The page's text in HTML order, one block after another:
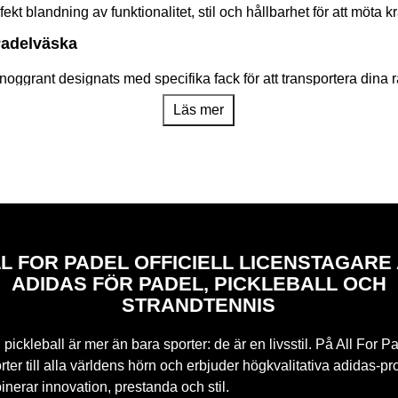
blandning av funktionalitet, stil och hållbarhet för att möta
designats med specifika fack för att transportera dina
distribution ger enkel åtkomst och optimalt skydd för din
remmar garanterar våra padelracketväskor bekväm
padelracketväskan som speglar din stil och anpassar
officiella butiken
i vår officiella Adidas-butik.
Läs mer
FOR PADEL OFFICIELL LICENSTAGARE
ADIDAS FÖR PADEL, PICKLEBALL OCH
STRANDTENNIS
pickleball är mer än bara sporter: de är en livsstil. På All For
till alla världens hörn och erbjuder högkvalitativa adidas-
innovation, prestanda och stil.